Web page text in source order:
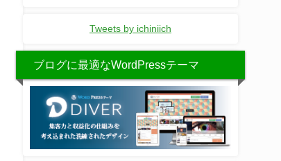
Tweets by ichiniich
ブログに最適なWordPressテーマ